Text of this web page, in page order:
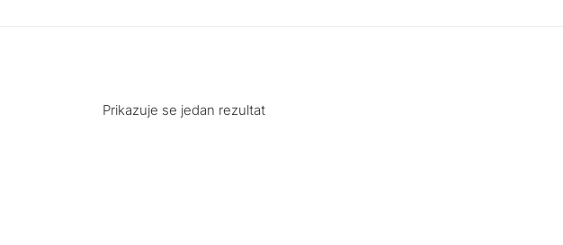
Prikazuje se jedan rezultat